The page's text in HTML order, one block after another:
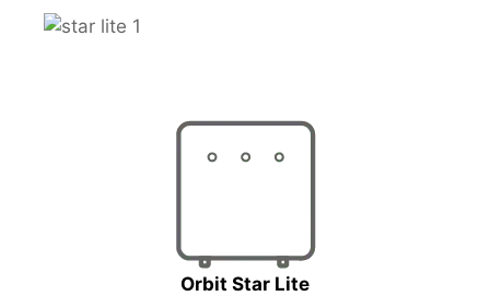
Orbit Star Lite